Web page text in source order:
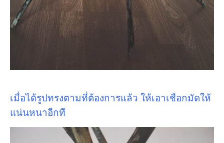
เมื่อได้รูปทรงตามที่ต้องการแล้ว ให้เอาเชือกมัดให้
แน่นหนาอีกที